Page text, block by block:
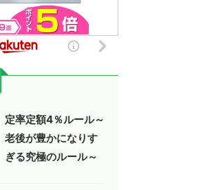
定率定額4％ルール～
老後が豊かになりす
ぎる究極のルール～